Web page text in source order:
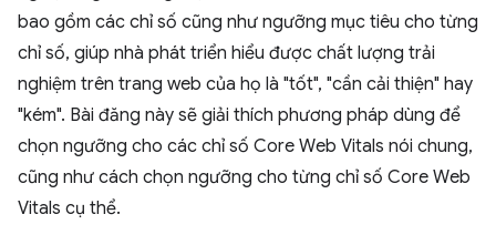
bao gồm các chỉ số cũng như ngưỡng mục tiêu cho từng
chỉ số, giúp nhà phát triển hiểu được chất lượng trải
nghiệm trên trang web của họ là "tốt", "cần cải thiện" hay
"kém". Bài đăng này sẽ giải thích phương pháp dùng để
chọn ngưỡng cho các chỉ số Core Web Vitals nói chung,
cũng như cách chọn ngưỡng cho từng chỉ số Core Web
Vitals cụ thể.